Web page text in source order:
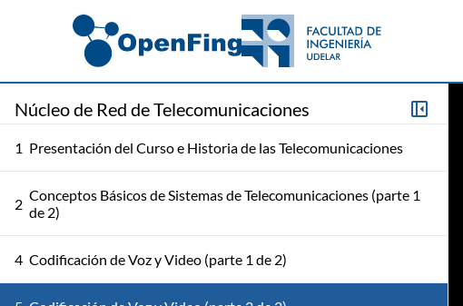
Núcleo de Red de Telecomunicaciones
1 Presentación del Curso e Historia de las Telecomunicaciones
2 Conceptos Básicos de Sistemas de Telecomunicaciones (parte 1
de 2)
4 Codificación de Voz y Video (parte 1 de 2)